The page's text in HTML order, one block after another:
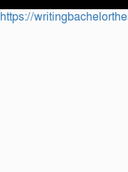
https://